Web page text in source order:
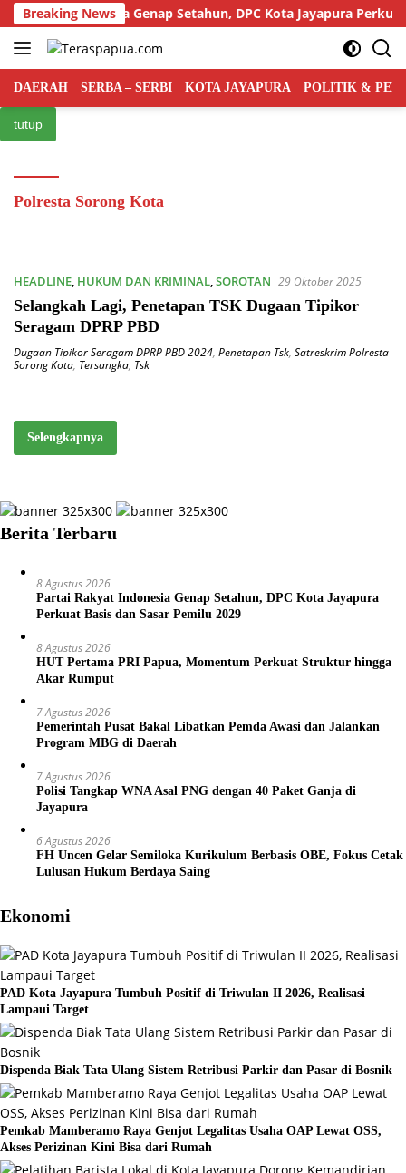
Langsung
ke
konten
Breaking News
Indonesia Genap Setahun, DPC Kota Jayapura Perkuat
DAERAH SERBA – SERBI KOTA JAYAPURA POLITIK &
tutup
Polresta Sorong Kota
HEADLINE, HUKUM DAN KRIMINAL,SOROTAN 29 Oktober 2025
Selangkah Lagi, Penetapan TSK Dugaan Tipikor
Seragam DPRP PBD
Dugaan Tipikor Seragam DPRP PBD 2024, Penetapan Tsk, Satreskrim Polresta
Sorong Kota, Tersangka, Tsk
Selengkapnya
Berita Terbaru
8 Agustus 2026
Partai Rakyat Indonesia Genap Setahun, DPC Kota Jayapura
Perkuat Basis dan Sasar Pemilu 2029
8 Agustus 2026
HUT Pertama PRI Papua, Momentum Perkuat Struktur hingga
Akar Rumput
7 Agustus 2026
Pemerintah Pusat Bakal Libatkan Pemda Awasi dan Jalankan
Program MBG di Daerah
7 Agustus 2026
Polisi Tangkap WNA Asal PNG dengan 40 Paket Ganja di
Jayapura
6 Agustus 2026
FH Uncen Gelar Semiloka Kurikulum Berbasis OBE, Fokus Cetak
Lulusan Hukum Berdaya Saing
Ekonomi
PAD Kota Jayapura Tumbuh Positif di Triwulan II 2026, Realisasi
Lampaui Target
Dispenda Biak Tata Ulang Sistem Retribusi Parkir dan Pasar di Bosnik
Pemkab Mamberamo Raya Genjot Legalitas Usaha OAP Lewat OSS,
Akses Perizinan Kini Bisa dari Rumah